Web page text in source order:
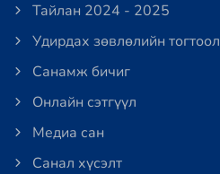
Тайлан 2024 - 2025
Удирдах зөвлөлийн тогтоол
Санамж бичиг
Онлайн сэтгүүл
Медиа сан
Санал хүсэлт